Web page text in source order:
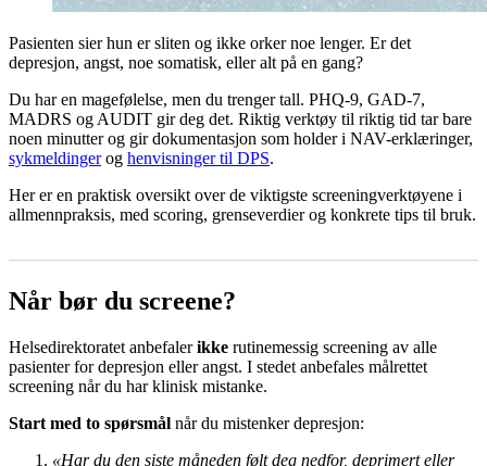
Pasienten sier hun er sliten og ikke orker noe lenger. Er det
depresjon, angst, noe somatisk, eller alt på en gang?
Du har en magefølelse, men du trenger tall. PHQ-9, GAD-7,
MADRS og AUDIT gir deg det. Riktig verktøy til riktig tid tar bare
noen minutter og gir dokumentasjon som holder i NAV-erklæringer,
sykmeldingerog henvisninger til DPS.
Her er en praktisk oversikt over de viktigste screeningverktøyene i
allmennpraksis, med scoring, grenseverdier og konkrete tips til bruk.
Når bør du screene?
Helsedirektoratet anbefalerikke rutinemessig screening av alle
pasienter for depresjon eller angst. I stedet anbefales målrettet
screening når du har klinisk mistanke.
Start med to spørsmål når du mistenker depresjon:
«Har du den siste måneden følt deg nedfor, deprimert eller